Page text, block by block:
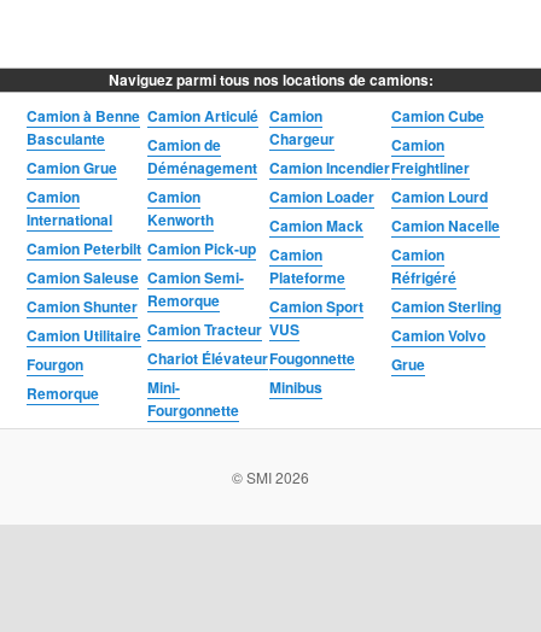
Naviguez parmi tous nos locations de camions:
Camion à Benne
Basculante
Camion Articulé Camion
Chargeur
Camion Cube
Camion de
Déménagement
Camion
Freightliner
Camion Grue
Camion Incendier
Camion
International
Camion
Kenworth
Camion Loader
Camion Lourd
Camion Mack
Camion Nacelle
Camion Peterbilt Camion Pick-up
Camion
Plateforme
Camion
Réfrigéré
Camion Saleuse Camion Semi-
Remorque
Camion Shunter
Camion Sport
VUS
Camion Sterling
Camion Tracteur
Camion Utilitaire
Camion Volvo
Chariot ÉlévateurFougonnette
Fourgon
Grue
Mini-
Fourgonnette
Minibus
Remorque
© SMI 2026